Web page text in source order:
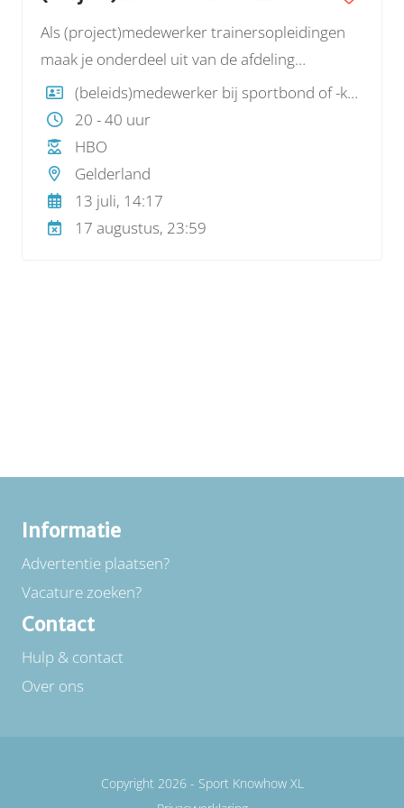
Als (project)medewerker trainersopleidingen
maak je onderdeel uit van de afdeling
breedtesport. De afdeling bestaat uit veertien
collega’s die zich inzetten om atletiek te laten
groeien en ontwikkelen in Nederland. Dit doen
we enerzijds door sterke verbindingen met
onze clubs aan te gaan en ze te ondersteunen
en faciliteren op het gebied van sportaanbod
(beleids)medewerker bij sportbond of -koepel
20 - 40 uur
HBO
Gelderland
13 juli, 14:17
17 augustus, 23:59
Informatie
Advertentie plaatsen?
Vacature zoeken?
Contact
Hulp & contact
Over ons
Copyright 2026 - Sport Knowhow XL